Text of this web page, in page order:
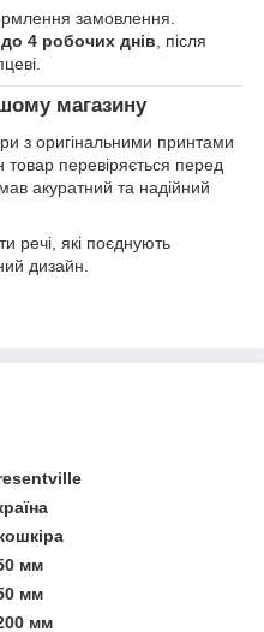
замовлення.
до 4 робочих днів , після
магазину
з оригінальними принтами
перевіряється перед
акуратний та надійний
речі, які поєднують
дизайн.
мм
мм
мм